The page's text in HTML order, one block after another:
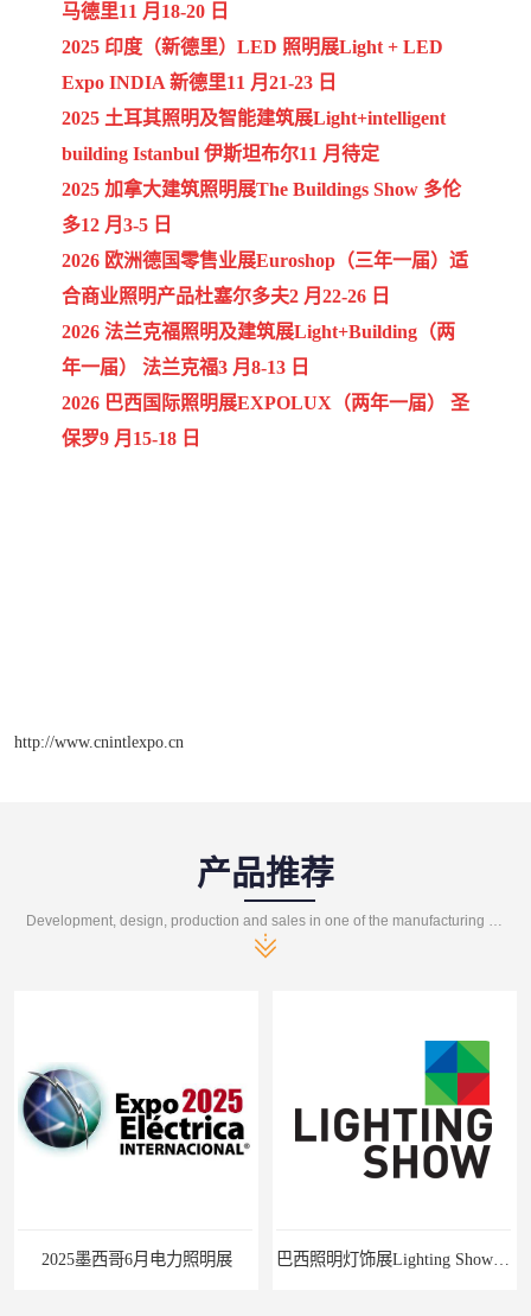
马德里11 月18-20 日
2025 印度（新德里）LED 照明展Light + LED
Expo INDIA 新德里11 月21-23 日
2025 土耳其照明及智能建筑展Light+intelligent
building Istanbul 伊斯坦布尔11 月待定
2025 加拿大建筑照明展The Buildings Show 多伦
多12 月3-5 日
2026 欧洲德国零售业展Euroshop（三年一届）适
合商业照明产品杜塞尔多夫2 月22-26 日
2026 法兰克福照明及建筑展Light+Building（两
年一届） 法兰克福3 月8-13 日
2026 巴西国际照明展EXPOLUX（两年一届） 圣
保罗9 月15-18 日
http://www.cnintlexpo.cn
产品推荐
2025墨西哥6月电力照明展